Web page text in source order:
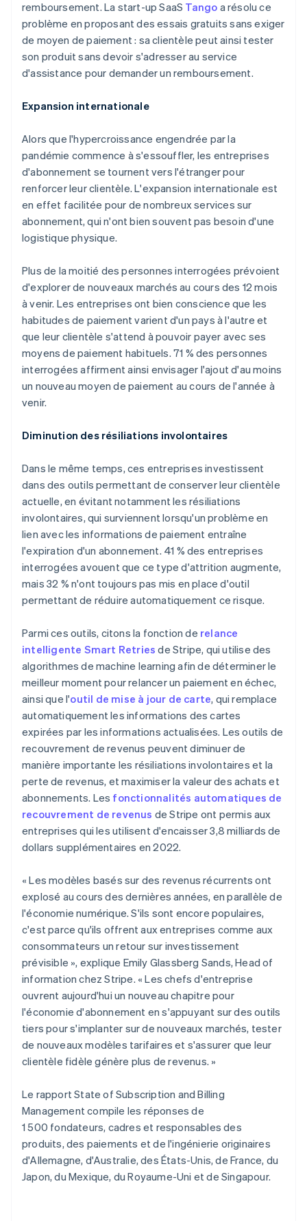
remboursement. La start-up SaaS Tango a résolu ce
problème en proposant des essais gratuits sans exiger
de moyen de paiement : sa clientèle peut ainsi tester
son produit sans devoir s'adresser au service
d'assistance pour demander un remboursement.
Expansion internationale
Alors que l'hypercroissance engendrée par la
pandémie commence à s'essouffler, les entreprises
d'abonnement se tournent vers l'étranger pour
renforcer leur clientèle. L'expansion internationale est
en effet facilitée pour de nombreux services sur
abonnement, qui n'ont bien souvent pas besoin d'une
logistique physique.
Plus de la moitié des personnes interrogées prévoient
d'explorer de nouveaux marchés au cours des 12 mois
à venir. Les entreprises ont bien conscience que les
habitudes de paiement varient d'un pays à l'autre et
que leur clientèle s'attend à pouvoir payer avec ses
moyens de paiement habituels. 71 % des personnes
interrogées affirment ainsi envisager l'ajout d'au moins
un nouveau moyen de paiement au cours de l'année à
venir.
Diminution des résiliations involontaires
Dans le même temps, ces entreprises investissent
dans des outils permettant de conserver leur clientèle
actuelle, en évitant notamment les résiliations
involontaires, qui surviennent lorsqu'un problème en
lien avec les informations de paiement entraîne
l'expiration d'un abonnement. 41 % des entreprises
interrogées avouent que ce type d'attrition augmente,
mais 32 % n'ont toujours pas mis en place d'outil
permettant de réduire automatiquement ce risque.
Parmi ces outils, citons la fonction de relance
intelligente Smart Retries de Stripe, qui utilise des
algorithmes de machine learning afin de déterminer le
meilleur moment pour relancer un paiement en échec,
ainsi que l'outil de mise à jour de carte, qui remplace
automatiquement les informations des cartes
expirées par les informations actualisées. Les outils de
recouvrement de revenus peuvent diminuer de
manière importante les résiliations involontaires et la
perte de revenus, et maximiser la valeur des achats et
abonnements. Les fonctionnalités automatiques de
recouvrement de revenus de Stripe ont permis aux
entreprises qui les utilisent d'encaisser 3,8 milliards de
dollars supplémentaires en 2022.
« Les modèles basés sur des revenus récurrents ont
explosé au cours des dernières années, en parallèle de
l'économie numérique. S'ils sont encore populaires,
c'est parce qu'ils offrent aux entreprises comme aux
consommateurs un retour sur investissement
prévisible », explique Emily Glassberg Sands, Head of
information chez Stripe. « Les chefs d'entreprise
ouvrent aujourd'hui un nouveau chapitre pour
l'économie d'abonnement en s'appuyant sur des outils
tiers pour s'implanter sur de nouveaux marchés, tester
de nouveaux modèles tarifaires et s'assurer que leur
clientèle fidèle génère plus de revenus. »
Le rapport State of Subscription and Billing
Management compile les réponses de
1 500 fondateurs, cadres et responsables des
produits, des paiements et de l'ingénierie originaires
d'Allemagne, d'Australie, des États-Unis, de France, du
Japon, du Mexique, du Royaume-Uni et de Singapour.
Allemagne
English
Australie
English
Autriche
Belgique
PortuguêsEnglish
Bulgarie
English
Canada
English Français
Chine continentale
简体中文 English
Chypre
Croatie
English Italiano
Danemark
English
Émirats arabes unis
English
Espagne
EspañolEnglish
Estonie
Finlande
France
Français English
Gibraltar
English
Grèce
English
Hongrie
English
Inde
English
Irlande
Italie
Italiano English
Japon
日本語 English
Lettonie
English
Liechtenstein
DeutschEnglish
Lituanie
English
Luxembourg
Français Deutsch English
Malaisie
English简体中文
Malte
Mexique
Norvège
English
Nouvelle-Zélande
English
Pays-Bas
NederlandsEnglish
Pologne
English
Portugal
PortuguêsEnglish
R.A.S. de Hong Kong, Chine
République tchèque
English
English
Royaume-Uni
English
Singapour
English简体中文
Slovaquie
English